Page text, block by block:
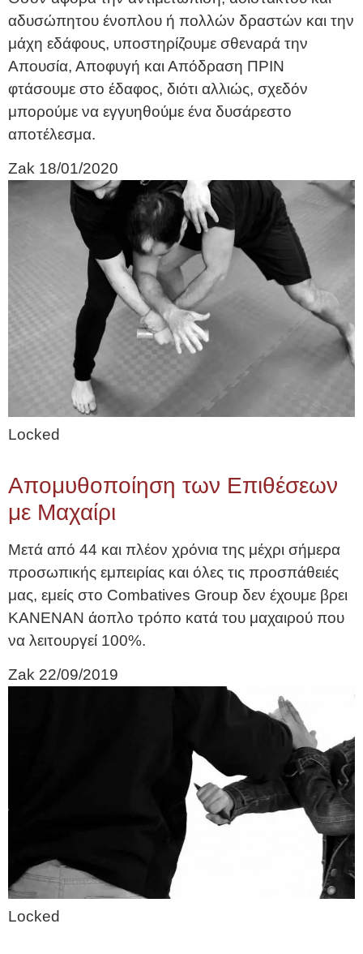
αδυσώπητου ένοπλου ή πολλών δραστών και την
μάχη εδάφους, υποστηρίζουμε σθεναρά την
Απουσία, Αποφυγή και Απόδραση ΠΡΙΝ
φτάσουμε στο έδαφος, διότι αλλιώς, σχεδόν
μπορούμε να εγγυηθούμε ένα δυσάρεστο
αποτέλεσμα.
Zak 18/01/2020
Locked
Απομυθοποίηση των Επιθέσεων
με Μαχαίρι
Μετά από 44 και πλέον χρόνια της μέχρι σήμερα
προσωπικής εμπειρίας και όλες τις προσπάθειές
μας, εμείς στο Combatives Group δεν έχουμε βρει
ΚΑΝΕΝΑΝ άοπλο τρόπο κατά του μαχαιρού που
να λειτουργεί 100%.
Zak 22/09/2019
Locked